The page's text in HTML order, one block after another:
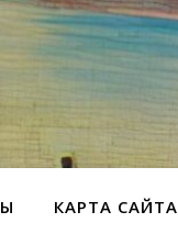
КАРТА САЙТА